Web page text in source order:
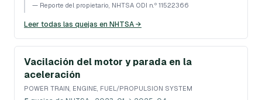
— Reporte del propietario, NHTSA ODI n.º 11522366
Leer todas las quejas en NHTSA →
Vacilación del motor y parada en la
aceleración
POWER TRAIN, ENGINE, FUEL/PROPULSION SYSTEM